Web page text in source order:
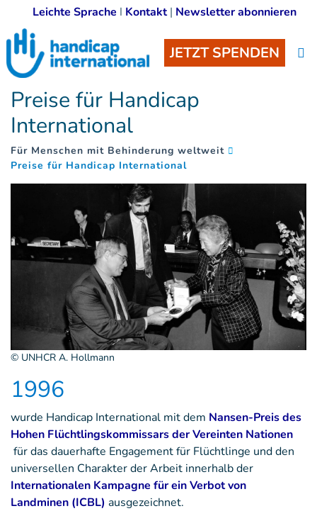
Leichte Sprache I Kontakt| Newsletter abonnieren
JETZT SPENDEN
Preise für Handicap
International
Für Menschen mit Behinderung weltweit
Preise für Handicap International(
© UNHCR A. Hollmann
1996
wurde Handicap International mit dem Nansen-Preis des
Hohen Flüchtlingskommissars der Vereinten Nationen
für das dauerhafte Engagement für Flüchtlinge und den
universellen Charakter der Arbeit innerhalb der
Internationalen Kampagne für ein Verbot von
Landminen (ICBL) ausgezeichnet.